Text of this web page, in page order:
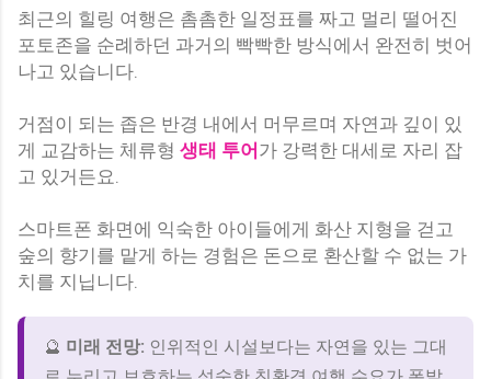
최근의 힐링 여행은 촘촘한 일정표를 짜고 멀리 떨어진
포토존을 순례하던 과거의 빡빡한 방식에서 완전히 벗어
나고 있습니다.
거점이 되는 좁은 반경 내에서 머무르며 자연과 깊이 있
게 교감하는 체류형 생태 투어가 강력한 대세로 자리 잡
고 있거든요.
스마트폰 화면에 익숙한 아이들에게 화산 지형을 걷고
숲의 향기를 맡게 하는 경험은 돈으로 환산할 수 없는 가
치를 지닙니다.
🔮 미래 전망: 인위적인 시설보다는 자연을 있는 그대